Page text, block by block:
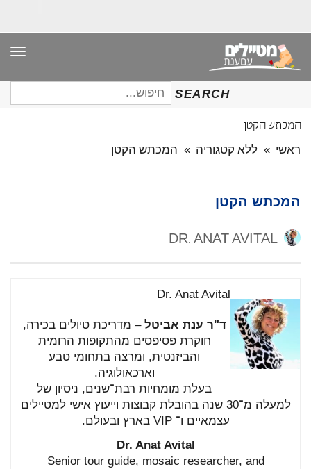
SEARCH
חיפוש
עבור:
המכתש הקטן
ראשי » ללא קטגוריה » המכתש הקטן
המכתש הקטן
Dr. Anat Avital
ד"ר ענת אביטל – מדריכתטיוליםבכירה,
חוקרתפסיפסים מהתקופות הרומית
והביזנטית, ומרצה בתחומי טבע
וארכאולוגיה.
בעלת מומחיות רבת־שנים, ניסיון של
למעלה מ־30 שנהבהובלת קבוצות וייעוץאישילמטיילים
עצמאיים ו־VIP בארץ ובעולם.
Dr. Anat Avital
Senior tour guide, mosaic researcher, and